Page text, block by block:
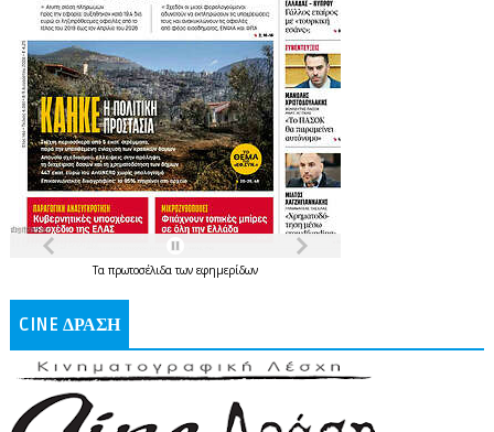
Τα πρωτοσέλιδατων εφημερίδων
CINE ΔΡΑΣΗ